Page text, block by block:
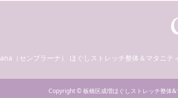
（センプラーナ） ほぐしストレッチ整体＆マタニテ
Copyright©板橋区成増ほぐしストレッチ整体